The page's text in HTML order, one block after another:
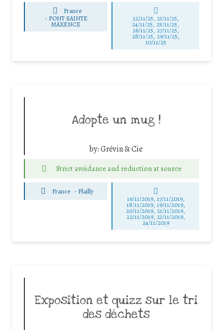
France
- PONT SAINTE
MAXENCE
22/11/25, 23/11/25,
24/11/25, 25/11/25,
26/11/25, 27/11/25,
28/11/25, 29/11/25,
30/11/25
Adopte un mug !
by:Grévin & Cie
Strict avoidance and reduction at source
France - Plailly
16/11/2019, 17/11/2019,
18/11/2019, 19/11/2019,
20/11/2019, 21/11/2019,
22/11/2019, 23/11/2019,
24/11/2019
Exposition et quizz sur le tri
des déchets